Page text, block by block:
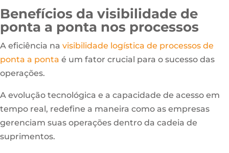
Benefícios da visibilidade de
ponta a ponta nos processos
A eficiência na visibilidade logística de processos de
ponta a ponta é um fator crucial para o sucesso das
operações.
A evolução tecnológica e a capacidade de acesso em
tempo real, redefine a maneira como as empresas
gerenciam suas operações dentro da cadeia de
suprimentos.